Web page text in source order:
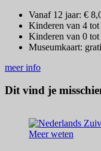
Vanaf 12 jaar: €
Kinderen van 4
Kinderen van 0 tot
Museumkaart:
meer info
Dit vind je
Meer weten